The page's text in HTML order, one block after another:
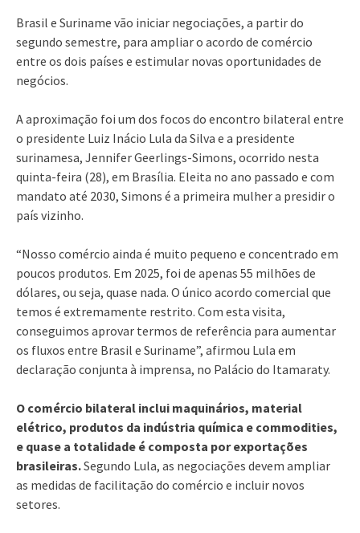
Brasil e Suriname vão iniciar negociações, a partir do
segundo semestre, para ampliar o acordo de comércio
entre os dois países e estimular novas oportunidades de
negócios.
A aproximação foi um dos focos do encontro bilateral entre
o presidente Luiz Inácio Lula da Silva e a presidente
surinamesa, Jennifer Geerlings-Simons, ocorrido nesta
quinta-feira (28), em Brasília. Eleita no ano passado e com
mandato até 2030, Simons é a primeira mulher a presidir o
país vizinho.
“Nosso comércio ainda é muito pequeno e concentrado em
poucos produtos. Em 2025, foi de apenas 55 milhões de
dólares, ou seja, quase nada. O único acordo comercial que
temos é extremamente restrito. Com esta visita,
conseguimos aprovar termos de referência para aumentar
os fluxos entre Brasil e Suriname”, afirmou Lula em
declaração conjunta à imprensa, no Palácio do Itamaraty.
O comércio bilateral inclui maquinários, material
elétrico, produtos da indústria química e commodities,
e quase a totalidade é composta por exportações
brasileiras.Segundo Lula, as negociações devem ampliar
as medidas de facilitação do comércio e incluir novos
setores.